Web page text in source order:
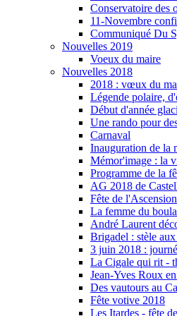
Conservatoire des
11-Novembre
Communiqué Du
Nouvelles 2019
Voeux du maire
Nouvelles 2018
2018 : vœux du
Légende polaire,
Début d'année
Une rando pour
Carnaval
Inauguration de la
Mémor'image : la
Programme de la
AG 2018 de
Fête de l'Ascension
La femme du
André Laurent
Brigadel : stèle aux
3 juin 2018 :
La Cigale qui rit -
Jean-Yves Roux
Des vautours au
Fête votive 2018
Les Itardes - fête